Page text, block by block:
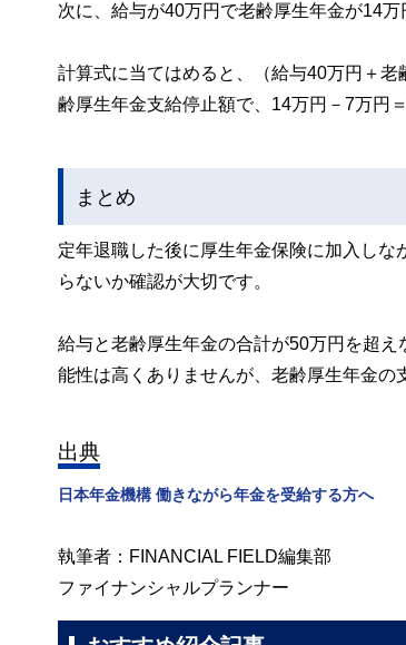
次に、給与が40万円で老齢厚生年金が14万
計算式に当てはめると、（給与40万円＋
齢厚生年金支給停止額で、14万円－7万円
まとめ
定年退職した後に厚生年金保険に加入し
らないか確認が大切です。
給与と老齢厚生年金の合計が50万円を超
能性は高くありませんが、老齢厚生年金の
出典
日本年金機構 働きながら年金を受給する方へ
執筆者：FINANCIAL FIELD編集部
ファイナンシャルプランナー